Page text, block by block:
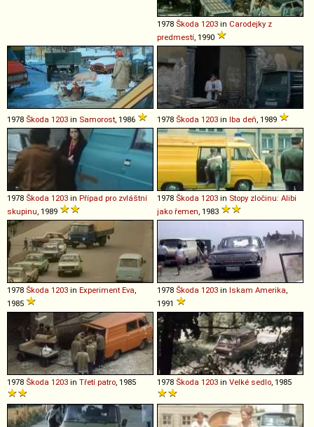
1978 Škoda 1203 in Carodejky z
predmestí , 1990
1978 Škoda 1203 in Samorost , 1986 1978 Škoda 1203 in Iba deň , 1989
1978 Škoda 1203 in Případ pro zvláštní
skupinu , 1989
1978 Škoda 1203 in Stopy zločinu: Alibi
jako řemen , 1983
1978 Škoda 1203 in Experiment Eva
1985
1978 Škoda 1203 in Iskam Amerika
1991
1978 Škoda 1203 in Třetí patro , 1985 1978 Škoda 1203 in Velké sedlo , 1985